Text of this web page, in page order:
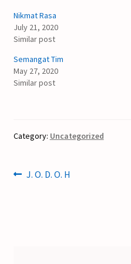
Nikmat Rasa
July 21, 2020
Similar post
Semangat Tim
May 27, 2020
Similar post
Category: Uncategorized
Post
Previous
J. O. D. O. H